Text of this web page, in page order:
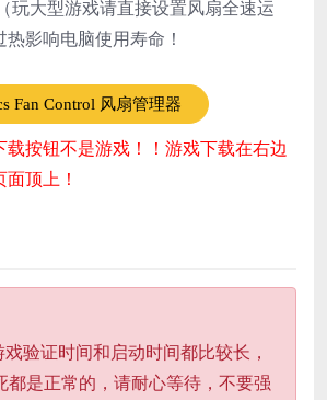
玩大型游戏请直接设置风扇全速运
影响电脑使用寿命！
Fan Control 风扇管理器
按钮不是游戏！！游戏下载在右边
顶上！
验证时间和启动时间都比较长，
都是正常的，请耐心等待，不要强